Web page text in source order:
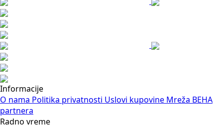
Informacije
O nama Politika privatnosti Uslovi kupovine Mreža BEHA
partnera
Radno vreme